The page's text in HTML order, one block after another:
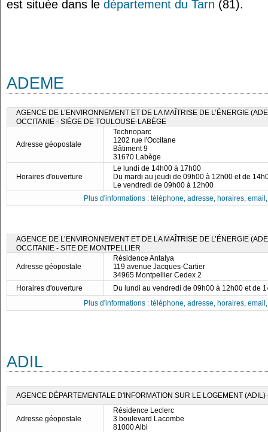
est située dans le département du Tarn (81).
ADEME
AGENCE DE L’ENVIRONNEMENT ET DE LA MAÎTRISE DE L’ÉNERGIE
OCCITANIE - SIÈGE DE TOULOUSE-LABÈGE
Adresse géopostale
Technoparc
1202 rue l'Occitane
Bâtiment 9
31670 Labège
Horaires d'ouverture
Le lundi de 14h00 à 17h00
Du mardi au jeudi de 09h00 à 12h00 et de
Le vendredi de 09h00 à 12h00
Plus d'informations : téléphone, adresse, horaires,
AGENCE DE L’ENVIRONNEMENT ET DE LA MAÎTRISE DE L’ÉNERGIE
OCCITANIE - SITE DE MONTPELLIER
Adresse géopostale
Résidence Antalya
119 avenue Jacques-Cartier
34965 Montpellier Cedex 2
Horaires d'ouverture
Du lundi au vendredi de 09h00 à 12h00 et de
Plus d'informations : téléphone, adresse, horaires,
ADIL
AGENCE DÉPARTEMENTALE D'INFORMATION SUR LE LOGEMENT (ADIL)
Adresse géopostale
Résidence Leclerc
3 boulevard Lacombe
81000 Albi